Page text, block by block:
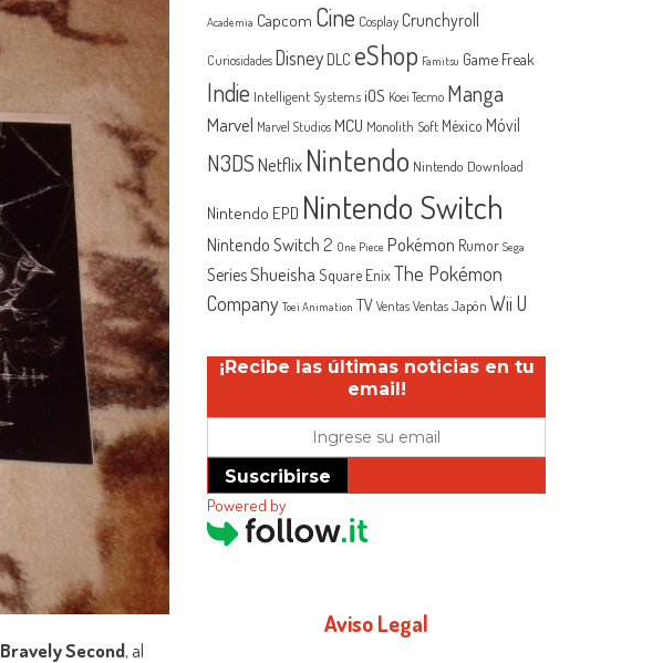
Bravely Second, al
Academia Capcom Cine Cosplay Crunchyroll
Curiosidades Disney DLC eShop Famitsu Game Freak
Indie Intelligent Systems iOS Koei Tecmo Manga
Marvel Marvel Studios MCU Monolith Soft México Móvil
N3DSNetflix Nintendo Nintendo Download
Nintendo EPD Nintendo Switch
Nintendo Switch 2 One Piece Pokémon Rumor Sega
SeriesShueisha Square EnixThe Pokémon
Company Toei Animation TV Ventas Ventas Japón Wii U
¡Recibe las últimas noticias en tu
email!
Suscribirse
Powered by
Aviso Legal